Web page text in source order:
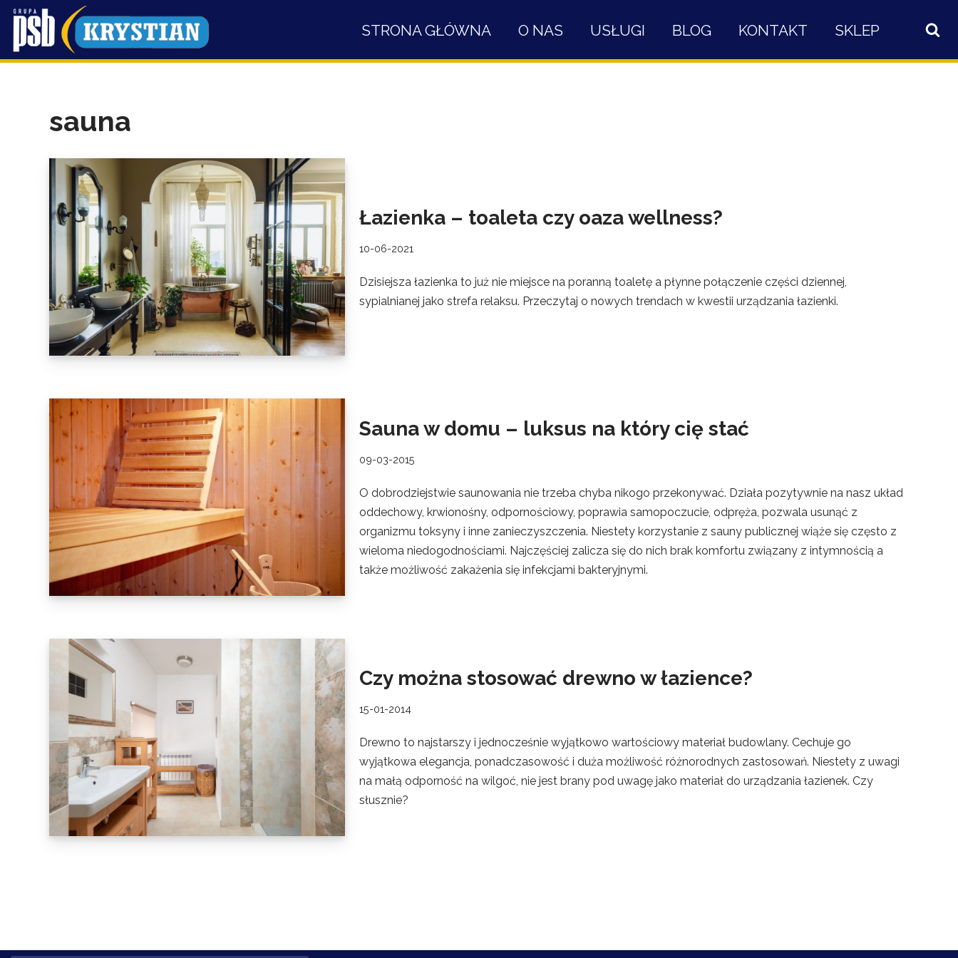
Przejdź
do
STRONA GŁÓWNA O NAS USŁUGI BLOG KONTAKT SKLEP
sauna
Łazienka – toaleta czy oaza wellness?
10-06-2021
Dzisiejsza łazienka to już nie miejsce na poranną toaletę a płynne połączenie części dziennej,
sypialnianej jako strefa relaksu. Przeczytaj o nowych trendach w kwestii urządzania łazienki.
Sauna w domu – luksus na który cię stać
09-03-2015
O dobrodziejstwie saunowania nie trzeba chyba nikogo przekonywać. Działa pozytywnie na nasz układ
oddechowy, krwionośny, odpornościowy, poprawia samopoczucie, odpręża, pozwala usunąć z
organizmu toksyny i inne zanieczyszczenia. Niestety korzystanie z sauny publicznej wiąże się często z
wieloma niedogodnościami. Najczęściej zalicza się do nich brak komfortu związany z intymnością a
także możliwość zakażenia się infekcjami bakteryjnymi.
Czy można stosować drewno w łazience?
15-01-2014
Drewno to najstarszy i jednocześnie wyjątkowo wartościowy materiał budowlany. Cechuje go
wyjątkowa elegancja, ponadczasowość i duża możliwość różnorodnych zastosowań. Niestety z uwagi
na małą odporność na wilgoć, nie jest brany pod uwagę jako materiał do urządzania łazienek. Czy
słusznie?